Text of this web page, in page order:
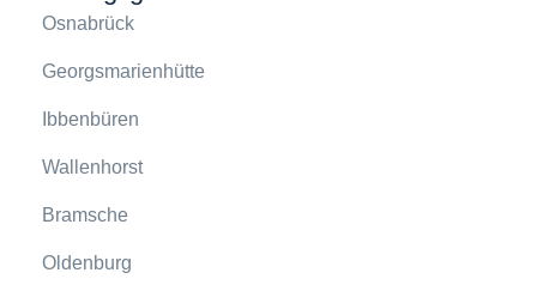
Osnabrück
Georgsmarienhütte
Ibbenbüren
Wallenhorst
Bramsche
Oldenburg